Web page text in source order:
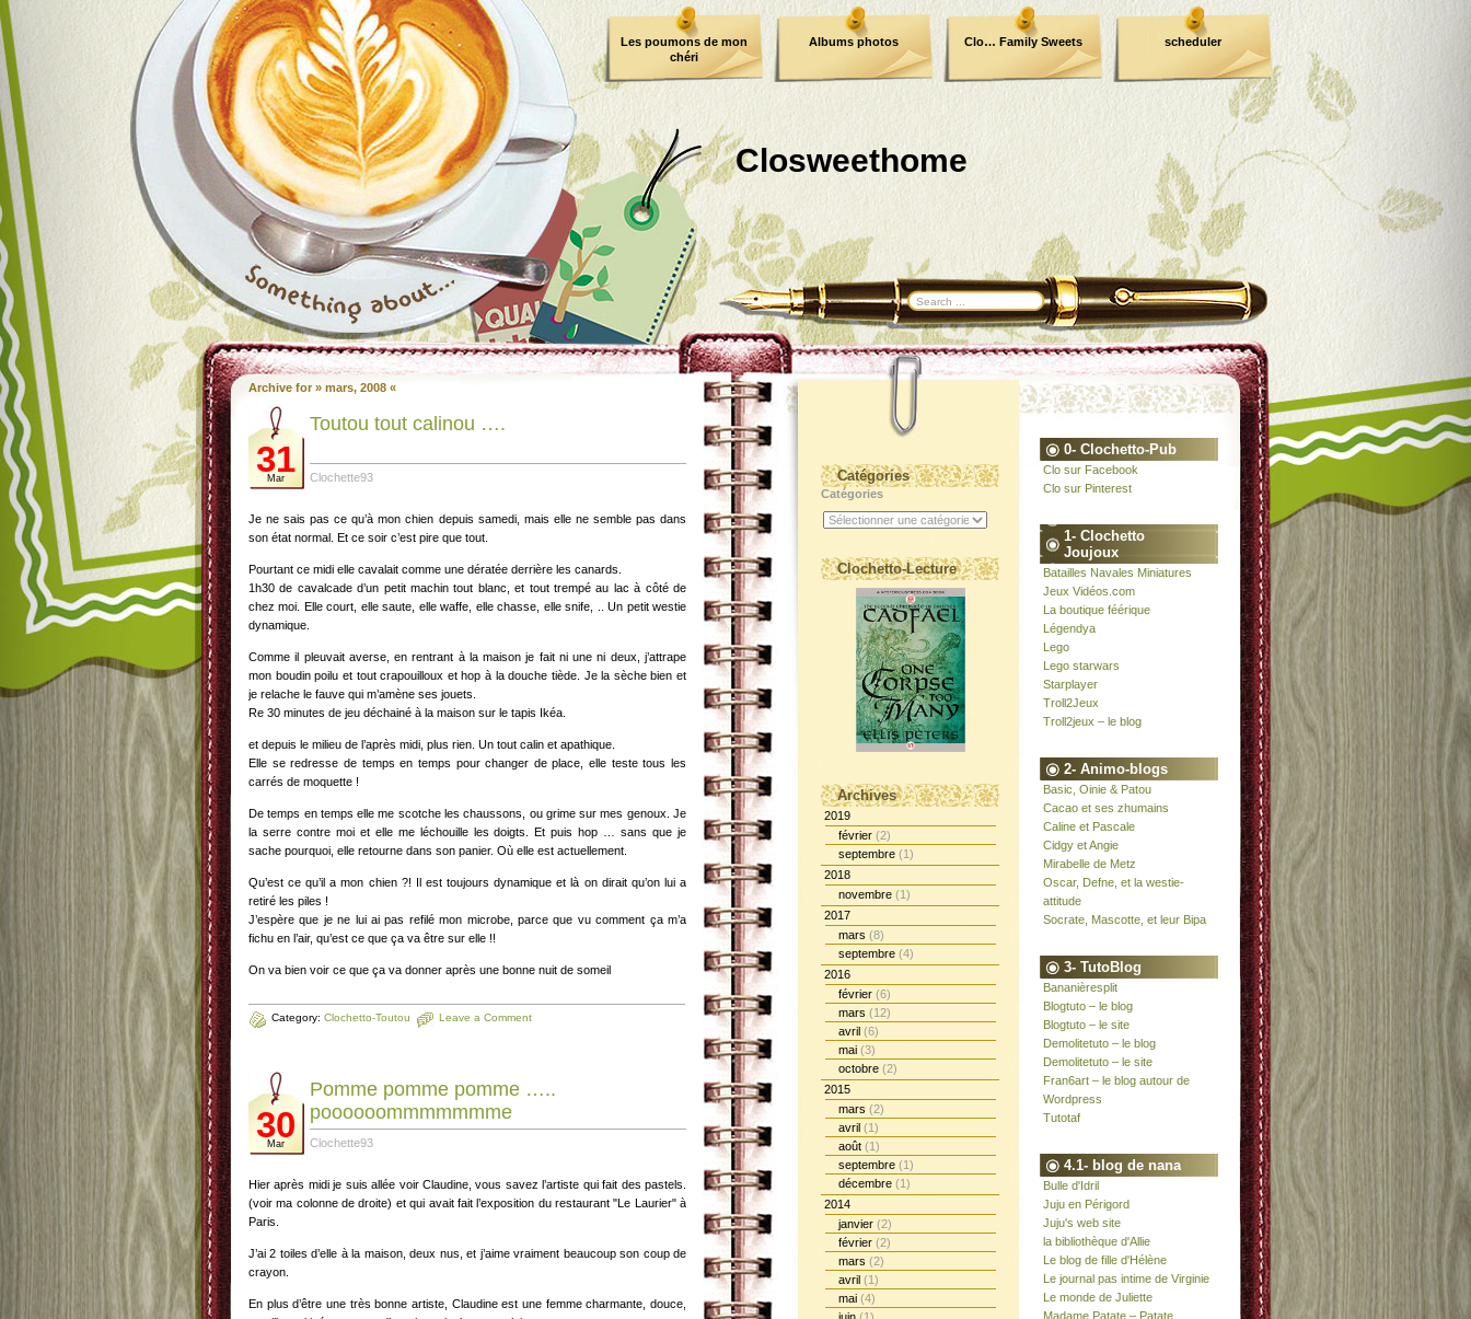
Closweethome
Les poumons de mon
chéri
Albums photos Clo… Family Sweets scheduler
Archive for » mars, 2008 «
31
Mar
Toutou tout calinou ….
Clochette93
Je ne sais pas ce qu’à mon chien depuis samedi, mais elle ne semble pas dans
son état normal. Et ce soir c’est pire que tout.
Pourtant ce midi elle cavalait comme une dératée derrière les canards.
1h30 de cavalcade d’un petit machin tout blanc, et tout trempé au lac à côté de
chez moi. Elle court, elle saute, elle waffe, elle chasse, elle snife, .. Un petit westie
dynamique.
Comme il pleuvait averse, en rentrant à la maison je fait ni une ni deux, j’attrape
mon boudin poilu et tout crapouilloux et hop à la douche tiède. Je la sèche bien et
je relache le fauve qui m’amène ses jouets.
Re 30 minutes de jeu déchainé à la maison sur le tapis Ikéa.
et depuis le milieu de l’après midi, plus rien. Un tout calin et apathique.
Elle se redresse de temps en temps pour changer de place, elle teste tous les
carrés de moquette !
De temps en temps elle me scotche les chaussons, ou grime sur mes genoux. Je
la serre contre moi et elle me léchouille les doigts. Et puis hop … sans que je
sache pourquoi, elle retourne dans son panier. Où elle est actuellement.
Qu’est ce qu’il a mon chien ?! Il est toujours dynamique et là on dirait qu’on lui a
retiré les piles !
J’espère que je ne lui ai pas refilé mon microbe, parce que vu comment ça m’a
fichu en l’air, qu’est ce que ça va être sur elle !!
On va bien voir ce que ça va donner après une bonne nuit de someil
Category: Clochetto-Toutou Leave a Comment
30
Mar
Pomme pomme pomme …..
poooooommmmmmme
Clochette93
Hier après midi je suis allée voir Claudine, vous savez l’artiste qui fait des pastels.
(voir ma colonne de droite) et qui avait fait l’exposition du restaurant "Le Laurier" à
Paris.
J’ai 2 toiles d’elle à la maison, deux nus, et j’aime vraiment beaucoup son coup de
crayon.
En plus d’être une très bonne artiste, Claudine est une femme charmante, douce,
Catégories
Catégories
Clochetto-Lecture
Archives
2019
février (2)
septembre (1)
2018
novembre (1)
2017
mars (8)
septembre (4)
2016
février (6)
mars (12)
avril (6)
mai (3)
octobre (2)
2015
mars (2)
avril (1)
août (1)
septembre (1)
décembre (1)
2014
janvier (2)
février (2)
mars (2)
avril (1)
mai (4)
0- Clochetto-Pub
Clo sur Facebook
Clo sur Pinterest
1- Clochetto
Joujoux
Batailles Navales Miniatures
Jeux Vidéos.com
La boutique féérique
Légendya
Lego
Lego starwars
Starplayer
Troll2Jeux
Troll2jeux – le blog
2- Animo-blogs
Basic, Oinie & Patou
Cacao et ses zhumains
Caline et Pascale
Cidgy et Angie
Mirabelle de Metz
Oscar, Defne, et la westie-
attitude
Socrate, Mascotte, et leur Bipa
3- TutoBlog
Bananièresplit
Blogtuto – le blog
Blogtuto – le site
Demolitetuto – le blog
Demolitetuto – le site
Fran6art – le blog autour de
Wordpress
Tutotaf
4.1- blog de nana
Bulle d'Idril
Juju en Périgord
Juju's web site
la bibliothèque d'Allie
Le blog de fille d'Hélène
Le journal pas intime de Virginie
Le monde de Juliette
Madame Patate – Patate